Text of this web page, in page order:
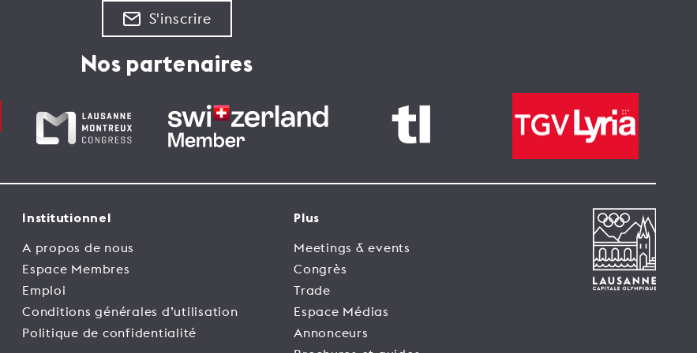
S'inscrire
Nos partenaires
Institutionnel
A propos de nous
Espace Membres
Emploi
Conditions générales d’utilisation
Politique de confidentialité
Plus
Meetings & events
Congrès
Trade
Espace Médias
Annonceurs